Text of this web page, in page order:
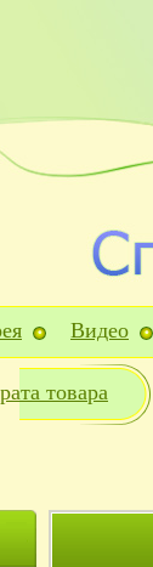
Видео
товара